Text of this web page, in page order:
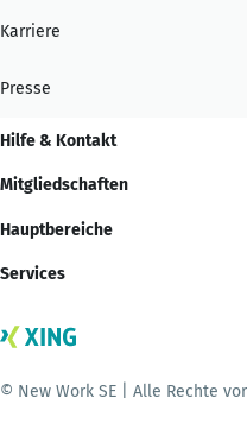
Karriere
Presse
Hilfe & Kontakt
Mitgliedschaften
Hauptbereiche
Services
© New Work SE | Alle Rechte